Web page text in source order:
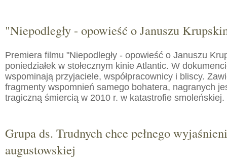
"Niepodległy - opowieść o Januszu
Premiera filmu "Niepodległy - opowieść o Januszu
poniedziałek w stołecznym kinie Atlantic. W
wspominają przyjaciele, współpracownicy i bliscy.
fragmenty wspomnień samego bohatera, nagranych
tragiczną śmiercią w 2010 r. w katastrofie smoleńskiej.
Grupa ds. Trudnych chce pełnego
augustowskiej